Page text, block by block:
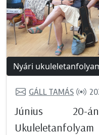
Nyári
GÁLL TAMÁS
Június